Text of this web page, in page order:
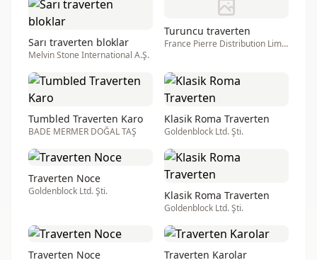
Sarı traverten bloklar
Melvin Stone International A.Ş.
Turuncu traverten
France Pierre Distribution Limited Şirketi
Tumbled Traverten Karo
BADE MERMER DOĞAL TAŞ
Klasik Roma Traverten
Goldenblock Ltd. Şti.
Traverten Noce
Goldenblock Ltd. Şti. Klasik Roma Traverten
Goldenblock Ltd. Şti.
Traverten Noce Traverten Karolar